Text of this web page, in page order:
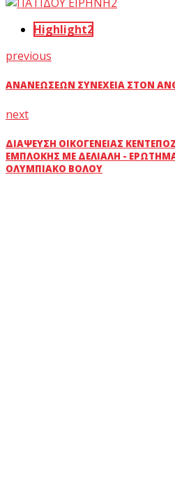
Highlight2
previous
ΑΝΑΝΕΏΣΕΩΝ ΣΥΝΈΧΕΙΑ ΣΤΟΝ
next
ΔΙΆΨΕΥΣΗ ΟΙΚΟΓΈΝΕΙΑΣ
ΕΜΠΛΟΚΉΣ ΜΕ ΔΕΛΙΑΛΉ -
ΟΛΥΜΠΙΑΚΌ ΒΌΛΟΥ